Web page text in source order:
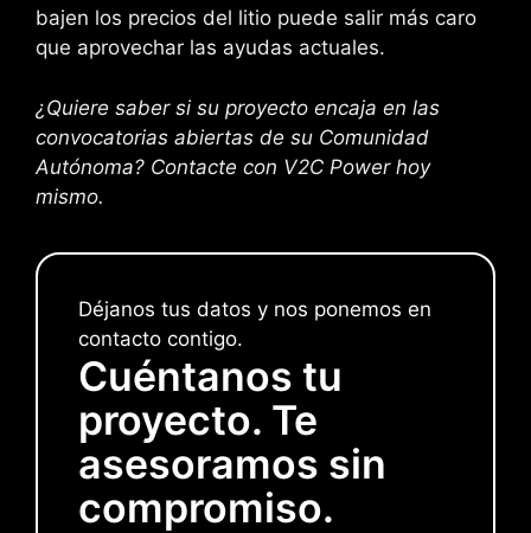
bajen los precios del litio puede salir más caro
que aprovechar las ayudas actuales.
¿Quiere saber si su proyecto encaja en las
convocatorias abiertas de su Comunidad
Autónoma? Contacte con V2C Power hoy
mismo.
Déjanos tus datos y nos ponemos en
contacto contigo.
Cuéntanos tu
proyecto. Te
asesoramos sin
compromiso.